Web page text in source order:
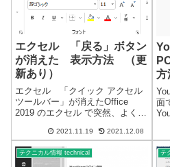
エクセル 「戻る」ボタン
が消えた 表示方法 （更
新あり）
エクセル 「クイック アクセル
ツールバー」が消えたOffice
2019 のエクセル で突然、よく使
れなくなりました。Windows
10・Windows 11 のどちらでも確
認しています。バックグランド
2021.11.19 2021.12.08
方
面
れ
ま
テクニカル情報 technical テ